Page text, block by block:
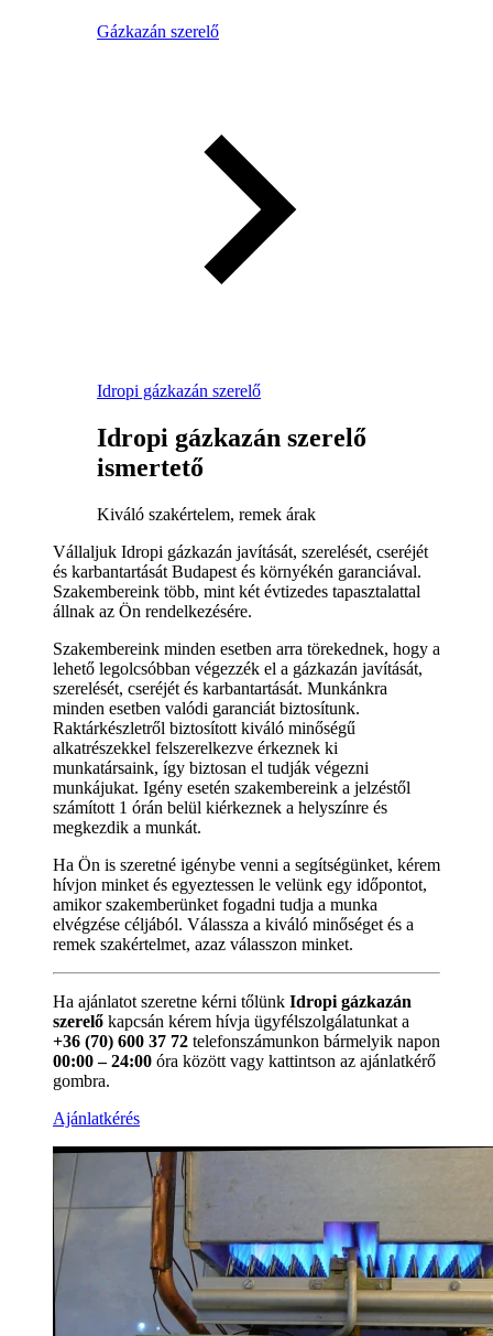
Gázkazán szerelő
Idropi gázkazán szerelő
Idropi gázkazán szerelő
ismertető
Kiváló szakértelem, remek árak
Vállaljuk Idropi gázkazán javítását, szerelését, cseréjét
és karbantartását Budapest és környékén garanciával.
Szakembereink több, mint két évtizedes tapasztalattal
állnak az Ön rendelkezésére.
Szakembereink minden esetben arra törekednek, hogy a
lehető legolcsóbban végezzék el a gázkazán javítását,
szerelését, cseréjét és karbantartását. Munkánkra
minden esetben valódi garanciát biztosítunk.
Raktárkészletről biztosított kiváló minőségű
alkatrészekkel felszerelkezve érkeznek ki
munkatársaink, így biztosan el tudják végezni
munkájukat. Igény esetén szakembereink a jelzéstől
számított 1 órán belül kiérkeznek a helyszínre és
megkezdik a munkát.
Ha Ön is szeretné igénybe venni a segítségünket, kérem
hívjon minket és egyeztessen le velünk egy időpontot,
amikor szakemberünket fogadni tudja a munka
elvégzése céljából. Válassza a kiváló minőséget és a
remek szakértelmet, azaz válasszon minket.
Ha ajánlatot szeretne kérni tőlünk Idropi gázkazán
szerelő kapcsán kérem hívja ügyfélszolgálatunkat a
+36 (70) 600 37 72 telefonszámunkon bármelyik napon
00:00 – 24:00 óra között vagy kattintson az ajánlatkérő
gombra.
Ajánlatkérés